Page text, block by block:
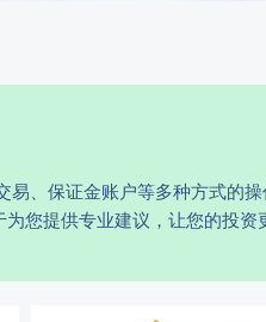
、保证金账户等多种方式的
您提供专业建议，让您的投资